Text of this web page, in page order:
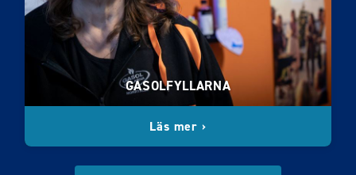
GASOLFYLLARNA
Läs mer ›